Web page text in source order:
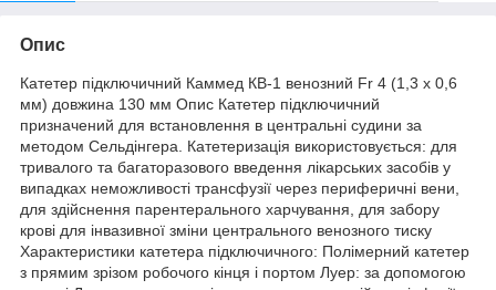
Опис
Катетер підключичний Каммед КВ-1 венозний Fr 4 (1,3 x 0,6
мм) довжина 130 мм Опис Катетер підключичний
призначений для встановлення в центральні судини за
методом Сельдінгера. Катетеризація використовується: для
тривалого та багаторазового введення лікарських засобів у
випадках неможливості трансфузії через периферичні вени,
для здійснення парентерального харчування, для забору
крові для інвазивної зміни центрального венозного тиску
Характеристики катетера підключичного: Полімерний катетер
з прямим зрізом робочого кінця і портом Луер: за допомогою